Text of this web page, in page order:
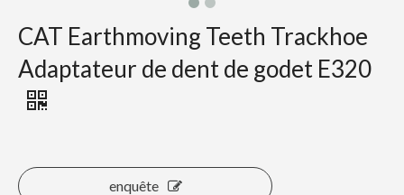
CAT Earthmoving Teeth Trackhoe
Adaptateur de dent de godet E320
enquête